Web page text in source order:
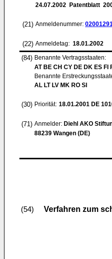
24.07.2002 Patentblatt
(21) Anmeldenummer:
(22) Anmeldetag: 18.01.2002
(84) Benannte Vertragsstaaten:
AT BE CH CY DE DK ES FI
Benannte
AL LT LV MK RO SI
(30) Priorität: 18.01.2001 DE
(71) Anmelder: Diehl AKO
88239 Wangen (DE)
(54) Verfahren zum